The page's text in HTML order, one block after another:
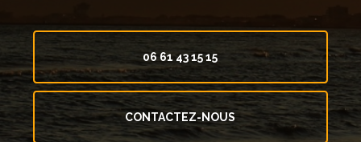
06 61 43 15 15
CONTACTEZ-NOUS